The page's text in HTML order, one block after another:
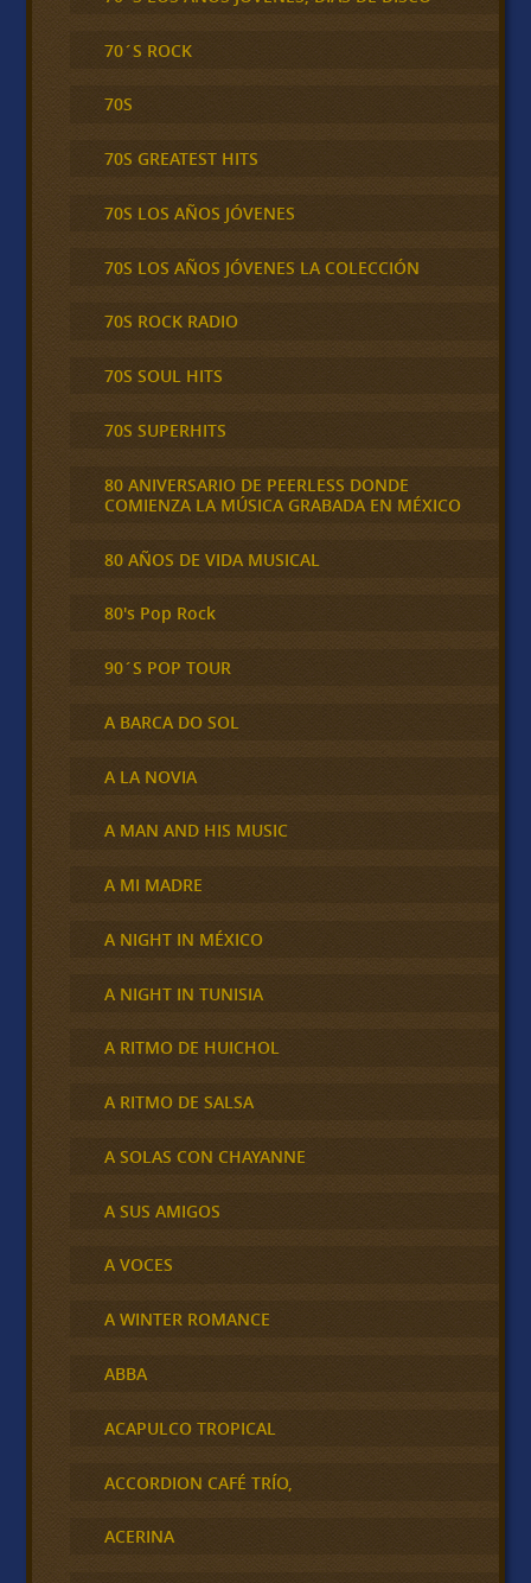
70´S ROCK
70S
70S GREATEST HITS
70S LOS AÑOS JÓVENES
70S LOS AÑOS JÓVENES LA COLECCIÓN
70S ROCK RADIO
70S SOUL HITS
70S SUPERHITS
80 ANIVERSARIO DE PEERLESS DONDE
COMIENZA LA MÚSICA GRABADA EN MÉXICO
80 AÑOS DE VIDA MUSICAL
80's Pop Rock
90´S POP TOUR
A BARCA DO SOL
A LA NOVIA
A MAN AND HIS MUSIC
A MI MADRE
A NIGHT IN MÉXICO
A NIGHT IN TUNISIA
A RITMO DE HUICHOL
A RITMO DE SALSA
A SOLAS CON CHAYANNE
A SUS AMIGOS
A VOCES
A WINTER ROMANCE
ABBA
ACAPULCO TROPICAL
ACCORDION CAFÉ TRÍO,
ACERINA